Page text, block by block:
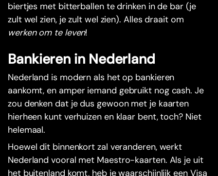
biertjes met bitterballen te drinken in de bar (je
zult wel zien, je zult wel zien). Alles draait om
werken om te leven!
Bankieren in Nederland
Nederland is modern als het op bankieren
aankomt, en amper iemand gebruikt nog cash. Je
zou denken dat je dus gewoon met je kaarten
hierheen kunt verhuizen en klaar bent, toch? Niet
helemaal.
Hoewel dit binnenkort zal veranderen, werkt
Nederland vooral met Maestro-kaarten. Als je uit
het buitenland komt, heb je waarschijnlijk een Visa